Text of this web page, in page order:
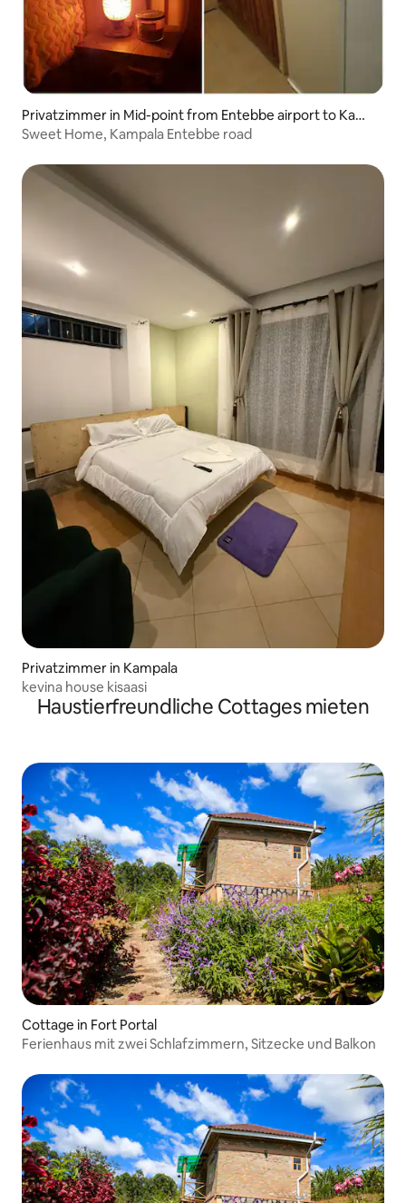
Privatzimmer in Mid-point from Entebbe airport to Kamp
ala city
Sweet Home, Kampala Entebbe road
Privatzimmer in Kampala
kevina house kisaasi
Haustierfreundliche Cottages mieten
Cottage in Fort Portal
Ferienhaus mit zwei Schlafzimmern, Sitzecke und Balkon